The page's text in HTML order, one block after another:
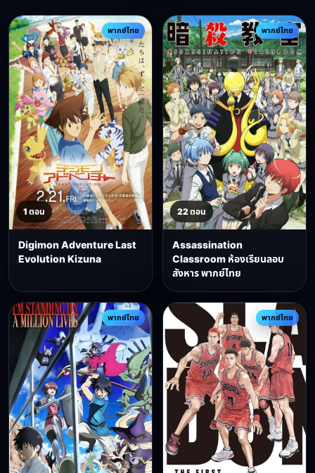
พากย์ไทย
1 ตอน
Digimon Adventure Last
Evolution Kizuna
พากย์ไทย
22 ตอน
Assassination
Classroom ห้องเรียนลอบ
สังหาร พากย์ไทย
พากย์ไทย พากย์ไทย